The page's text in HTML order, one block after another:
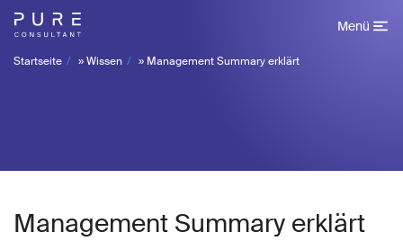
Menü
Startseite »Wissen » Management Summary erklärt
Management Summary erklärt